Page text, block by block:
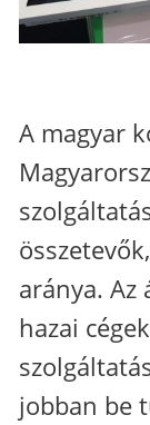
A magyar
aránya.
hazai
jobban be